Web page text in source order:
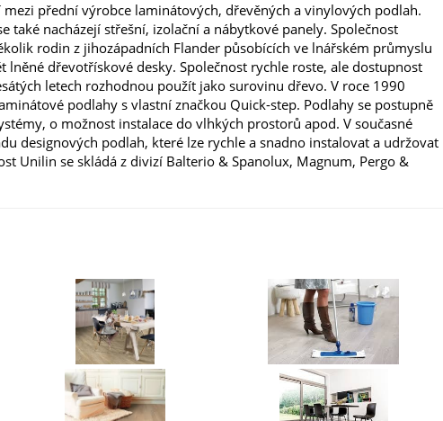
mezi přední výrobce laminátových, dřevěných a vinylových podlah.
také nacházejí střešní, izolační a nábytkové panely. Společnost
rodin z jihozápadních Flander působících ve lnářském průmyslu
lněné dřevotřískové desky. Společnost rychle roste, ale dostupnost
letech rozhodnou použít jako surovinu dřevo. V roce 1990
podlahy s vlastní značkou Quick-step. Podlahy se postupně
o možnost instalace do vlhkých prostorů apod. V současné
designových podlah, které lze rychle a snadno instalovat a udržovat
Unilin se skládá z divizí Balterio & Spanolux, Magnum, Pergo &